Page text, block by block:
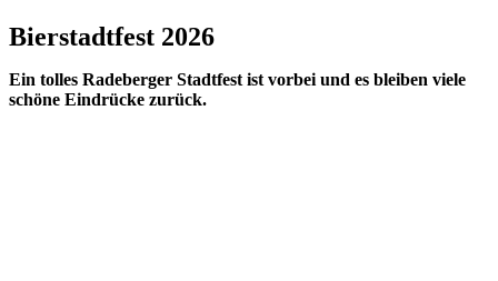
Bierstadtfest 2026
Ein tolles Radeberger Stadtfest ist vorbei und es bleiben viele
schöne Eindrücke zurück.